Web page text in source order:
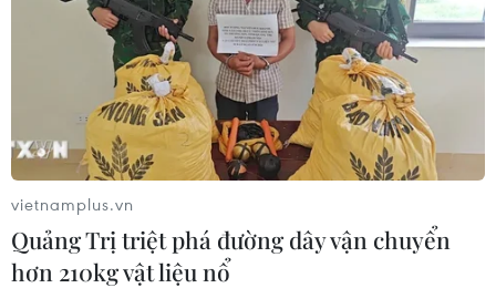
vietnamplus.vn
Quảng Trị triệt phá đường dây vận chuyển
hơn 210kg vật liệu nổ